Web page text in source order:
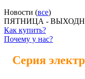
Новости (все)
ПЯТНИЦА -
Как купить?
Почему у нас?
Серия